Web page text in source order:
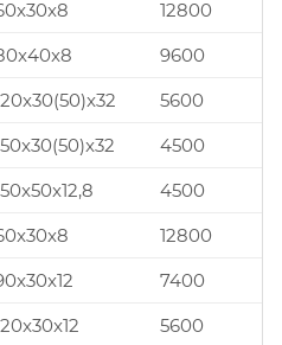
12800
9600
5600
4500
4500
12800
7400
5600